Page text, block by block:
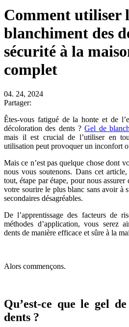
Comment utiliser
blanchiment des
sécurité à la
complet
04. 24, 2024
Partager:
Êtes-vous fatigué de la honte et de
décoloration des dents ?Gel de
mais il est crucial de l’utiliser en
utilisation peut provoquer un inconfort
Mais ce n’est pas quelque chose dont
nous vous soutenons. Dans cet
tout, étape par étape, pour nous
votre sourire le plus blanc sans avoir à
secondaires désagréables.
De l’apprentissage des facteurs de
méthodes d’application, vous serez
dents de manière efficace et sûre à la
Alors commençons.
Qu’est-ce que le gel
dents ?